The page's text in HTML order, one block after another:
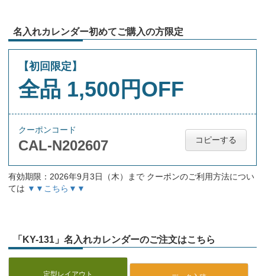
名入れカレンダー初めてご購入の方限定
【初回限定】
全品 1,500円OFF
クーポンコード
CAL-N202607 コピーする
有効期限：2026年9月3日（木）まで クーポンのご利用方法につい
ては ▼▼こちら▼▼
「KY-131」名入れカレンダーのご注文はこちら